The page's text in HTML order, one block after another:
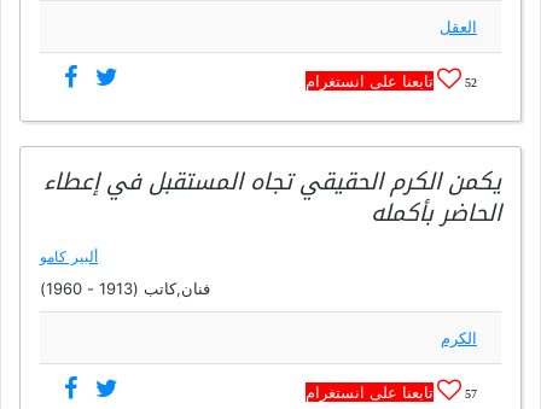
العقل
52 تابعنا على انستغرام
يكمن الكرم الحقيقي تجاه المستقبل في إعطاء
الحاضر بأكمله
ألبير كامو
فنان,كاتب (1913 - 1960)
الكرم
57 تابعنا على انستغرام